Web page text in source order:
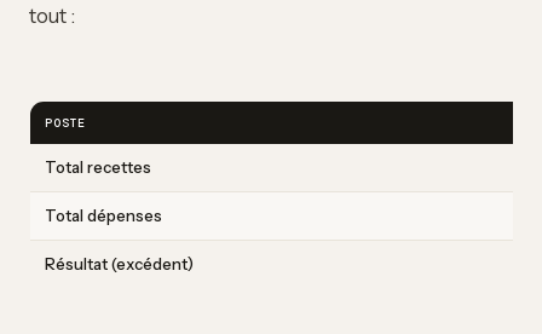
tout :
POSTE
Total recettes
Total dépenses
Résultat (excédent)